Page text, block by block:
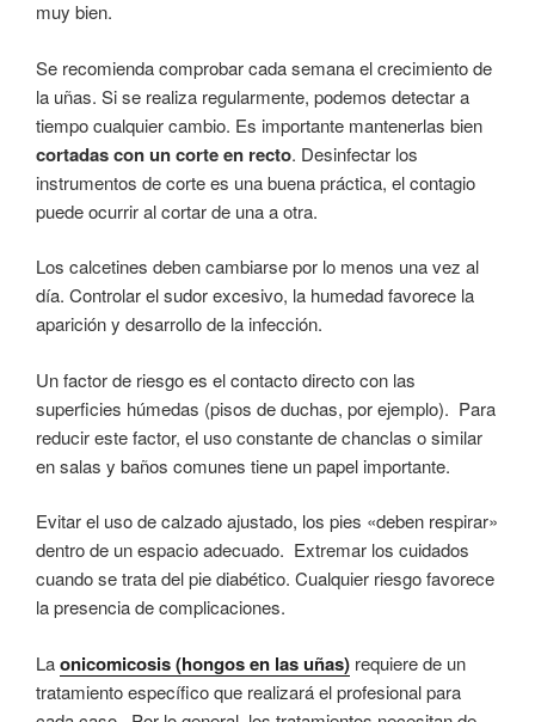
muy bien.
Se recomienda comprobar cada semana el crecimiento de
la uñas. Si se realiza regularmente, podemos detectar a
tiempo cualquier cambio. Es importante mantenerlas bien
cortadas con un corte en recto. Desinfectar los
instrumentos de corte es una buena práctica, el contagio
puede ocurrir al cortar de una a otra.
Los calcetines deben cambiarse por lo menos una vez al
día. Controlar el sudor excesivo, la humedad favorece la
aparición y desarrollo de la infección.
Un factor de riesgo es el contacto directo con las
superficies húmedas (pisos de duchas, por ejemplo). Para
reducir este factor, el uso constante de chanclas o similar
en salas y baños comunes tiene un papel importante.
Evitar el uso de calzado ajustado, los pies «deben respirar»
dentro de un espacio adecuado. Extremar los cuidados
cuando se trata del pie diabético. Cualquier riesgo favorece
la presencia de complicaciones.
Laonicomicosis (hongos en las uñas) requiere de un
tratamiento específico que realizará el profesional para